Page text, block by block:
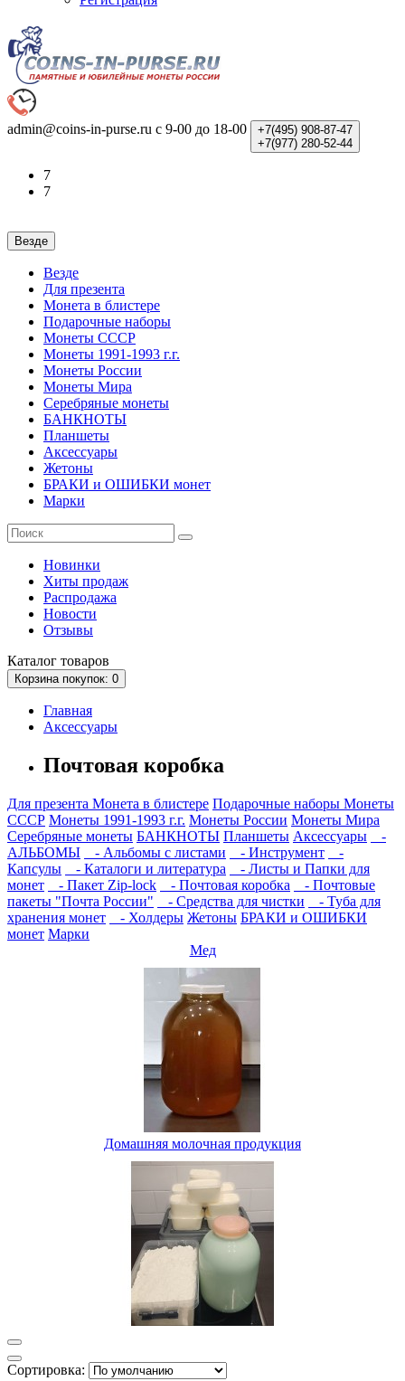
admin@coins-in-purse.ru с 9-00 до 18-00 +7(495) 908-87-47
+7(977) 280-52-44
7
7
Везде
Везде
Для презента
Монета в блистере
Подарочные наборы
Монеты СССР
Монеты 1991-1993 г.г.
Монеты России
Монеты Мира
Серебряные монеты
БАНКНОТЫ
Планшеты
Аксессуары
Жетоны
БРАКИ и ОШИБКИ монет
Марки
Новинки
Хиты продаж
Распродажа
Новости
Отзывы
Каталог товаров
Корзинапокупок: 0
Главная
Аксессуары
Почтовая коробка
Для презента Монета в блистере Подарочные наборы Монеты
СССР Монеты 1991-1993 г.г. Монеты России Монеты Мира
Серебряные монеты БАНКНОТЫ Планшеты Аксессуары
-
АЛЬБОМЫ
- Альбомы с листами - Инструмент
-
Капсулы
- Каталоги и литература
- Листы и Папки для
монет
- Пакет Zip-lock - Почтовая коробка
- Почтовые
пакеты "Почта России"
- Средства для чистки
- Туба для
хранения монет
- Холдеры Жетоны БРАКИ и ОШИБКИ
монет Марки
Мед
Домашняя молочная продукция
Сортировка: